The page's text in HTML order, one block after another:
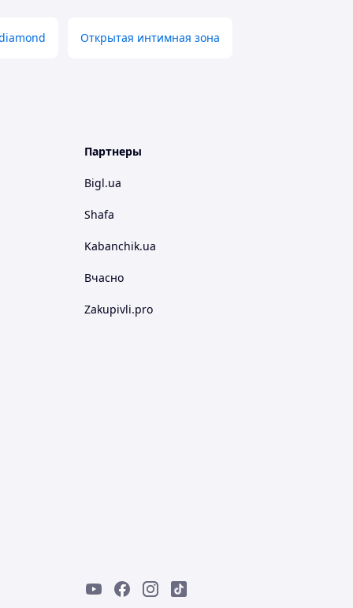
Открытая интимная зона
Партнеры
Bigl.ua
Shafa
Kabanchik.ua
Вчасно
Zakupivli.pro